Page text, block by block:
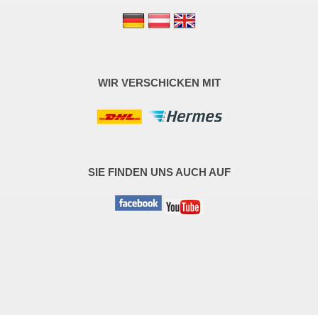
WIR VERSCHICKEN MIT
SIE FINDEN UNS AUCH AUF